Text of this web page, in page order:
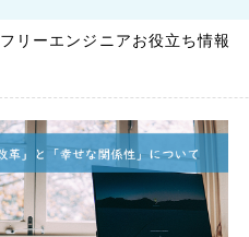
フリーエンジニアお役立ち情報